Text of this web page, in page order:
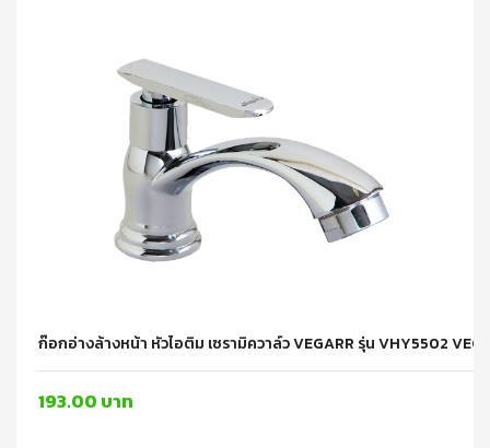
ก๊อกอ่างล้างหน้า หัวไอติม เซรามิควาล์ว VEGARR รุ่น VHY5502
193.00 บาท